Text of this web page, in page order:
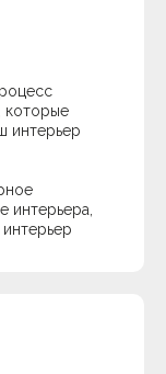
которые
интерьер
интерьера,